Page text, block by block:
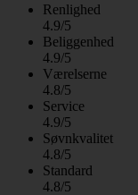
Renlighed
4.9/5
Beliggenhed
4.9/5
Værelserne
4.8/5
Service
4.9/5
Søvnkvalitet
4.8/5
Standard
4.8/5